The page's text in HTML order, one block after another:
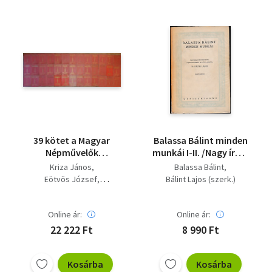
39 kötet a Magyar
Népművelők
Társasága által
gondozott Magyar
cím a leírásban és a
kppen olvasható)
Kriza János
Eötvös József
Kisfaludy Károly
Kemény Zsigmond
Széchenyi István
Pázmány Péter
Online ár:
22 222 Ft
Kosárba
Balassa Bálint minden
munkái I-II. /Nagy írók-
Nagy írások I./
(számozott) - 1923-as
Balassa Bálint
Bálint Lajos (szerk.)
Online ár:
8 990 Ft
Kosárba